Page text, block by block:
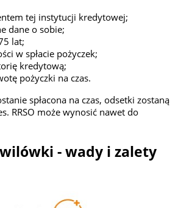
tej instytucji kredytowej;
dane o sobie;
lat;
w spłacie pożyczek;
kredytową;
pożyczki na czas.
spłacona na czas, odsetki zostaną
RRSO może wynosić nawet do
- wady i zalety